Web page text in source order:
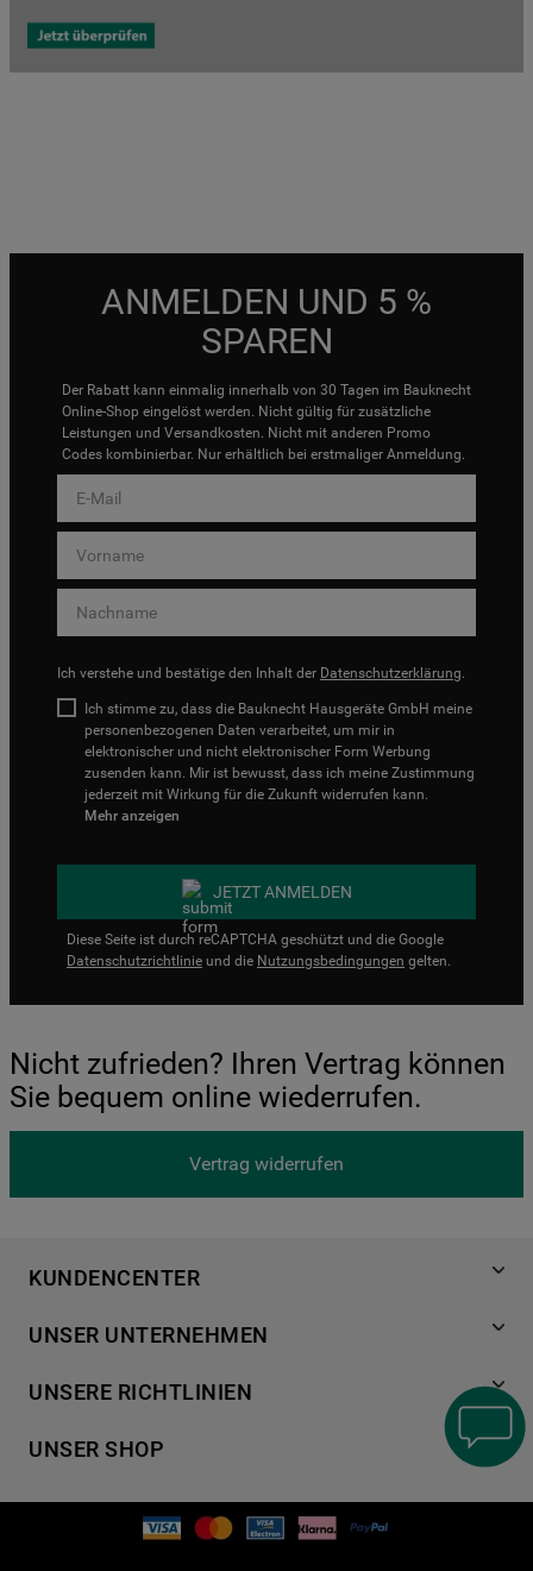
ANMELDEN UND 5 %
SPAREN
Der Rabatt kann einmalig innerhalb von 30 Tagen im Bauknecht
Online-Shop eingelöst werden. Nicht gültig für zusätzliche
Leistungen und Versandkosten. Nicht mit anderen Promo
Codes kombinierbar. Nur erhältlich bei erstmaliger Anmeldung.
Ich verstehe und bestätige den Inhalt der Datenschutzerklärung.
Ich stimme zu, dass die Bauknecht Hausgeräte GmbH meine
personenbezogenen Daten verarbeitet, um mir in
elektronischer und nicht elektronischer Form Werbung
zusenden kann. Mir ist bewusst, dass ich meine Zustimmung
jederzeit mit Wirkung für die Zukunft widerrufen kann.
Mehr anzeigen
JETZT ANMELDEN
Diese Seite ist durch reCAPTCHA geschützt und die Google
Datenschutzrichtlinie und die Nutzungsbedingungen gelten.
Nicht zufrieden? Ihren Vertrag können
Sie bequem online wiederrufen.
Vertrag widerrufen
KUNDENCENTER
Händlersuche
Häufige Fragen
Kontakt
UNSER UNTERNEHMEN
Für Händler
Karriere
UNSERE RICHTLINIEN
Cookies
UNSER SHOP
Geschirrspüler